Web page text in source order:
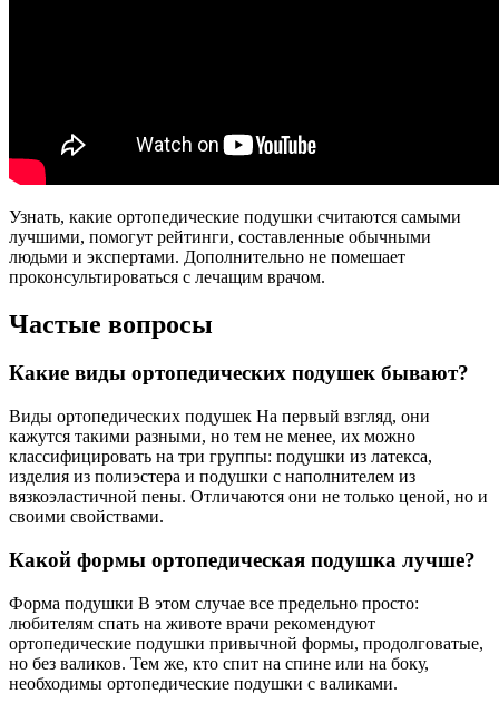
Узнать, какие ортопедические подушки считаются самыми
лучшими, помогут рейтинги, составленные обычными
людьми и экспертами. Дополнительно не помешает
проконсультироваться с лечащим врачом.
Частые вопросы
Какие виды ортопедических подушек бывают?
Виды ортопедических подушек На первый взгляд, они
кажутся такими разными, но тем не менее, их можно
классифицировать на три группы: подушки из латекса,
изделия из полиэстера и подушки с наполнителем из
вязкоэластичной пены. Отличаются они не только ценой, но и
своими свойствами.
Какой формы ортопедическая подушка лучше?
Форма подушки В этом случае все предельно просто:
любителям спать на животе врачи рекомендуют
ортопедические подушки привычной формы, продолговатые,
но без валиков. Тем же, кто спит на спине или на боку,
необходимы ортопедические подушки с валиками.